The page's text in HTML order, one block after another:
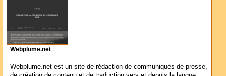
Webplume.net
Webplume.net est un site de rédaction de communiqués de presse,